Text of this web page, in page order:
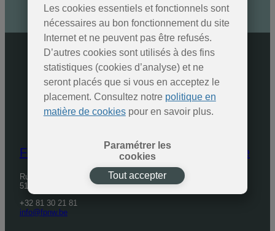
SOUMETTRE
Fédération des Parcs naturels de Wallonie
Rue de Coppin, 20
5100 Jambes
+32 81 30 21 81
info@fpnw.be
Les cookies essentiels et fonctionnels sont
nécessaires au bon fonctionnement du site
Internet et ne peuvent pas être refusés.
D’autres cookies sont utilisés à des fins
statistiques (cookies d’analyse) et ne
seront placés que si vous en acceptez le
placement. Consultez notre politique en
matière de cookiespour en savoir plus.
Paramétrer les
cookies
Tout accepter